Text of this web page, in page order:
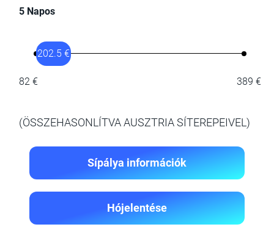
5 Napos
82 €
202.5 €
389 €
(ÖSSZEHASONLÍTVA AUSZTRIA SÍTEREPEIVEL)
Sípálya információk
Hójelentése